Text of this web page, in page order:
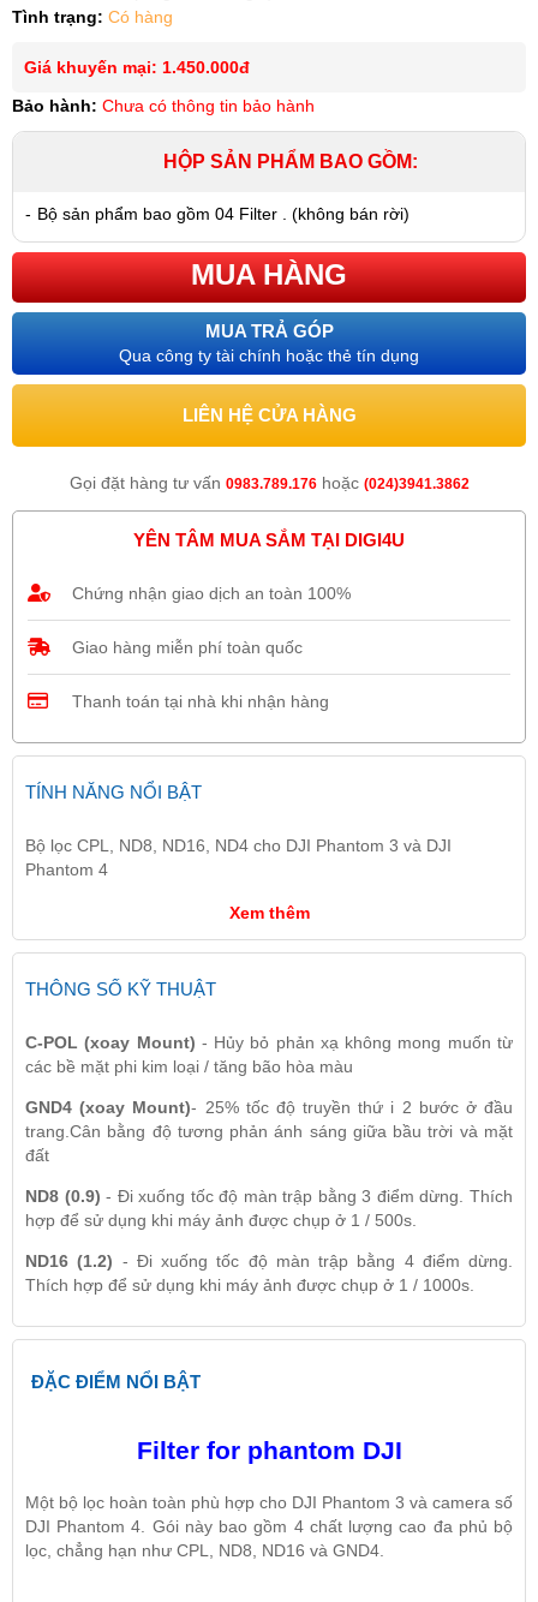
Tình trạng: Có hàng
Giá khuyến mại: 1.450.000đ
Bảo hành: Chưa có thông tin bảo hành
HỘP SẢN PHẨM BAO GỒM:
- Bộ sản phẩm bao gồm 04 Filter . (không bán rời)
MUA HÀNG
MUA TRẢ GÓP
Qua công ty tài chính hoặc thẻ tín dụng
LIÊN HỆ CỬA HÀNG
Gọi đặt hàng tư vấn 0983.789.176hoặc (024)3941.3862
YÊN TÂM MUA SẮM TẠI DIGI4U
Chứng nhận giao dịch an toàn 100%
Giao hàng miễn phí toàn quốc
Thanh toán tại nhà khi nhận hàng
TÍNH NĂNG NỔI BẬT
Bộ lọc CPL, ND8, ND16, ND4 cho DJI Phantom 3 và DJI
Phantom 4
Xem thêm
THÔNG SỐ KỸ THUẬT
C-POL (xoay Mount) - Hủy bỏ phản xạ không mong muốn từ
các bề mặt phi kim loại / tăng bão hòa màu
GND4 (xoay Mount)- 25% tốc độ truyền thứ i 2 bước ở đầu
trang.Cân bằng độ tương phản ánh sáng giữa bầu trời và mặt
đất
ND8 (0.9) - Đi xuống tốc độ màn trập bằng 3 điểm dừng. Thích
hợp để sử dụng khi máy ảnh được chụp ở 1 / 500s.
ND16 (1.2) - Đi xuống tốc độ màn trập bằng 4 điểm dừng.
Thích hợp để sử dụng khi máy ảnh được chụp ở 1 / 1000s.
ĐẶC ĐIỂM NỔI BẬT
Filter for phantom DJI
Một bộ lọc hoàn toàn phù hợp cho DJI Phantom 3 và camera số
DJI Phantom 4. Gói này bao gồm 4 chất lượng cao đa phủ bộ
lọc, chẳng hạn như CPL, ND8, ND16 và GND4.